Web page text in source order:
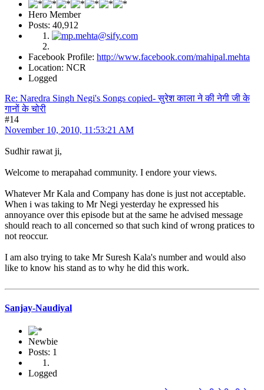
Hero Member
Posts: 40,912
Facebook Profile: http://www.facebook.com/mahipal.mehta
Location: NCR
Logged
Re: Naredra Singh Negi's Songs copied- सुरेश काला ने की नेगी जी के
गानों के चोरी
#14
November 10, 2010, 11:53:21 AM
Sudhir rawat ji,
Welcome to merapahad community. I endore your views.
Whatever Mr Kala and Company has done is just not acceptable.
When i was taking to Mr Negi yesterday he expressed his
annoyance over this episode but at the same he advised message
should reach to all concerned so that such kind of wrong pratices to
not reoccur.
I am also trying to take Mr Suresh Kala's number and would also
like to know his stand as to why he did this work.
Sanjay-Naudiyal
Newbie
Posts: 1
Logged